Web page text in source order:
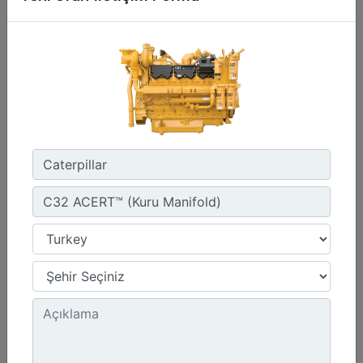
Emisyonlar :
Detay Teklif Al